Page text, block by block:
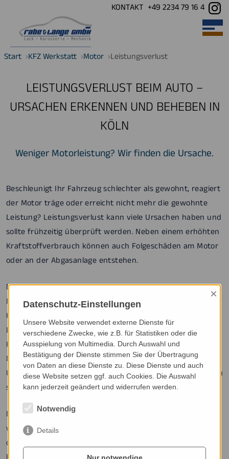
Open
KONTAKT +49 2234 79 16 4
Start KFZ Werkstatt Motor Leistungsverlust
LEISTUNGSVERLUST BEIM AUTO –
URSACHEN ERKENNEN UND BEHEBEN IN
KÖLN
Weniger Motorleistung? Wir finden die Ursache.
Beschleunigt Ihr Fahrzeug schlechter als gewohnt, reagiert
der Motor träge oder erreicht nicht mehr die gewohnte
Leistung? Leistungsverlust kann viele Ursachen haben und
sollte frühzeitig überprüft werden. Neben einem erhöhten
Kraftstoffverbrauch können auch Folgeschäden am Motor
oder an der Abgasanlage entstehen.
Bei Rabe & Lange in Köln führen wir eine professionelle
Motordiagnose durch und ermitteln die Ursache gezielt.
Häufige Auslöser sind Probleme mit dem Turbolader,
Luftmassenmesser, AGR-System, Dieselpartikelfilter (DPF),
Kraftstoffversorgung, Zündanlage oder Sensoren der
Motorsteuerung. Auch verstopfte Filter oder
Undichtigkeiten im Ansaug- und Ladeluftsystem können zu
spürbarem Leistungsverlust führen.
Nach der Diagnose erklären wir Ihnen verständlich,
wodurch der Leistungsverlust verursacht wird, und führen
die notwendigen Reparaturen fachgerecht durch. Ob
Datenschutz-Einstellungen
×
Unsere Website verwendet externe Dienste für
verschiedene Zwecke, wie z.B. für Statistiken oder die
Ausspielung von Multimedia. Durch Auswahl und
Bestätigung der Dienste stimmen Sie der Übertragung
von Daten an diese Dienste zu. Diese Dienste und auch
diese Website setzen ggf. auch Cookies. Die Auswahl
kann jederzeit geändert und widerrufen werden.
Notwendig
Details